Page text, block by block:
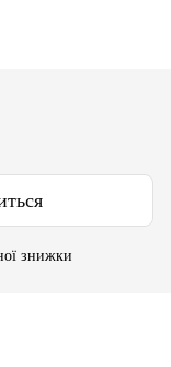
знижки